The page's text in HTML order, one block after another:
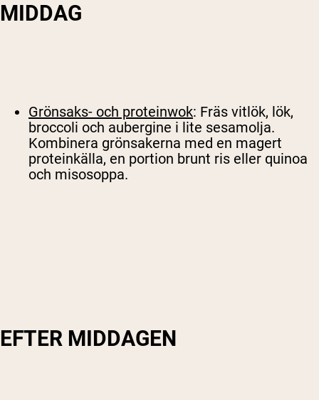
MIDDAG
Grönsaks- och proteinwok: Fräs vitlök, lök,
broccoli och aubergine i lite sesamolja.
Kombinera grönsakerna med en magert
proteinkälla, en portion brunt ris eller quinoa
och misosoppa.
EFTER MIDDAGEN